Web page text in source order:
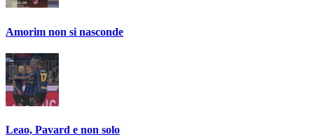
Amorim non si nasconde
Leao, Pavard e non solo